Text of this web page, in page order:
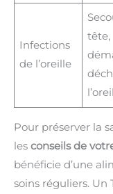
Infections
de l’oreille
tête,
Pour préserver la
les conseils de
bénéficie d’une
soins réguliers.